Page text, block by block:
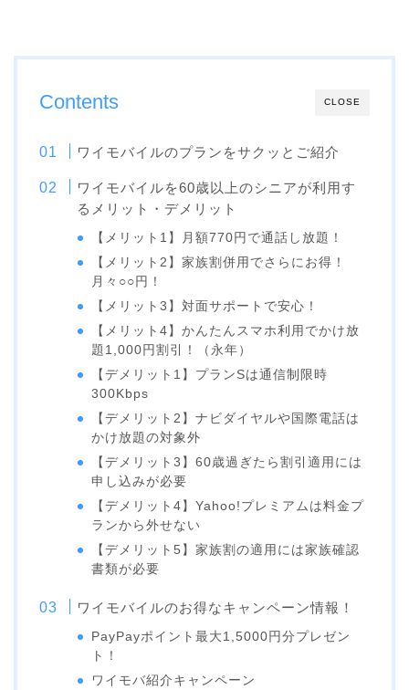
CLOSE
Contents
ワイモバイルのプランをサクッとご紹介
ワイモバイルを60歳以上のシニアが利用す
るメリット・デメリット
【メリット1】月額770円で通話し放題！
【メリット2】家族割併用でさらにお得！
月々○○円！
【メリット3】対面サポートで安心！
【メリット4】かんたんスマホ利用でかけ放
題1,000円割引！（永年）
【デメリット1】プランSは通信制限時
300Kbps
【デメリット2】ナビダイヤルや国際電話は
かけ放題の対象外
【デメリット3】60歳過ぎたら割引適用には
申し込みが必要
【デメリット4】Yahoo!プレミアムは料金プ
ランから外せない
【デメリット5】家族割の適用には家族確認
書類が必要
ワイモバイルのお得なキャンペーン情報！
PayPayポイント最大1,5000円分プレゼン
ト！
ワイモバ紹介キャンペーン